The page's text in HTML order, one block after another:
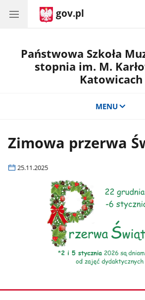
gov.pl
Państwowa Szkoła
stopnia im. M.
Katowicach
MENU
Zimowa przerwa
25.11.2025